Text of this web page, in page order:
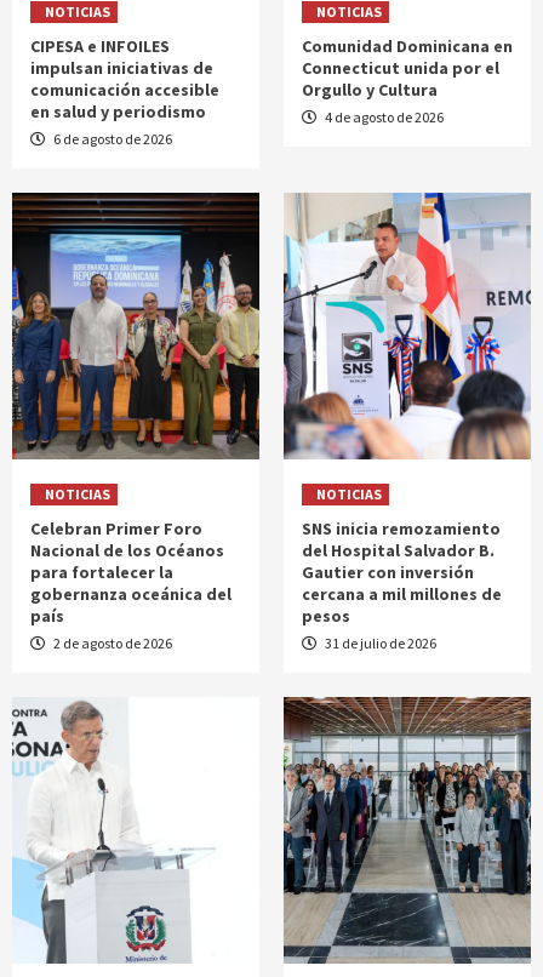
NOTICIAS
CIPESA e INFOILES
impulsan iniciativas de
comunicación accesible
en salud y periodismo
6 de agosto de 2026
NOTICIAS
Comunidad Dominicana en
Connecticut unida por el
Orgullo y Cultura
4 de agosto de 2026
NOTICIAS
Celebran Primer Foro
Nacional de los Océanos
para fortalecer la
gobernanza oceánica del
país
2 de agosto de 2026
NOTICIAS
SNS inicia remozamiento
del Hospital Salvador B.
Gautier con inversión
cercana a mil millones de
pesos
31 de julio de 2026